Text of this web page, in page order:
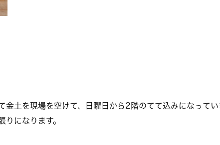
金土を現場を空けて、日曜日から2階のてて込みになって
りになります。